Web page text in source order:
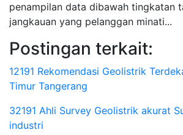
penampilan data dibawah tingkatan
jangkauan yang pelanggan minati...
Postingan terkait:
12191 Rekomendasi Geolistrik
Timur Tangerang
32191 Ahli Survey Geolistrik akurat
industri